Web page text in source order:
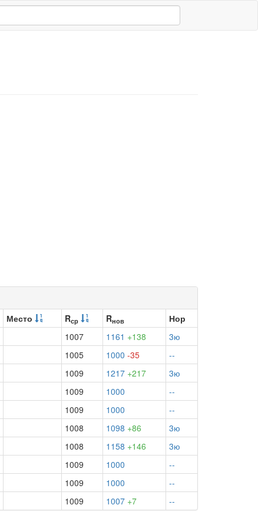
Место Rср Rнов
Нор
1007 1161 +138
3ю
1005 1000 -35
--
1009 1217 +217
3ю
1009 1000
--
1009 1000
--
1008 1098 +86
3ю
1008 1158 +146
3ю
1009 1000
--
1009 1000
--
1009 1007 +7 --